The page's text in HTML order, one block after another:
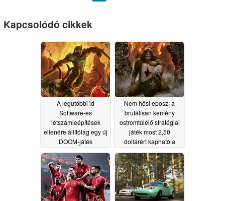
Kapcsolódó cikkek
A legutóbbi id
Software-es
létszámleépítések
ellenére állítólag egy új
DOOM-játék
07/11/2026
Nem hősi eposz: a
brutálisan kemény
ostromtúlélő stratégiai
játék most 2,50
dollárért kapható a
06/13/2026